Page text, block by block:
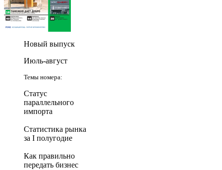
Новый выпуск
Июль-август
Темы номера:
Статус
параллельного
импорта
Статистика рынка
за I полугодие
Как правильно
передать бизнес